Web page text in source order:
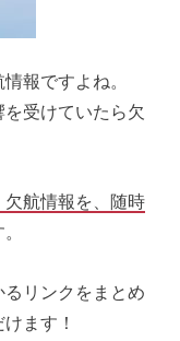
報ですよね。
受けていたら欠
航情報を、随時
リンクをまとめ
ます！